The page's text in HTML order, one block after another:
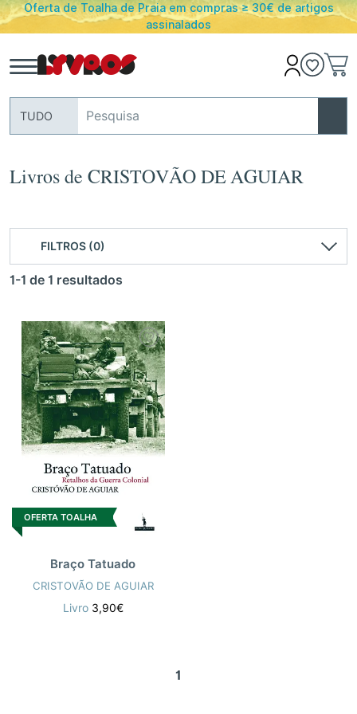
≥ 30€ de artigos
PORTES GRATUITOS em
Portugal Continental
TUDO
Livros de CRISTOVÃO DE AGUIAR
FILTROS (0)
1-1 de 1 resultados
OFERTA TOALHA
Braço Tatuado
CRISTOVÃO DE AGUIAR
Livro 3,90€
1